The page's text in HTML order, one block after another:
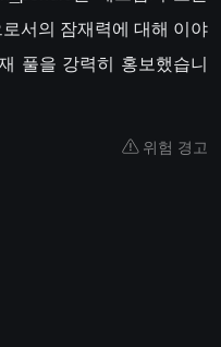
서의 잠재력에 대해 이야
풀을 강력히 홍보했습니
위험 경고